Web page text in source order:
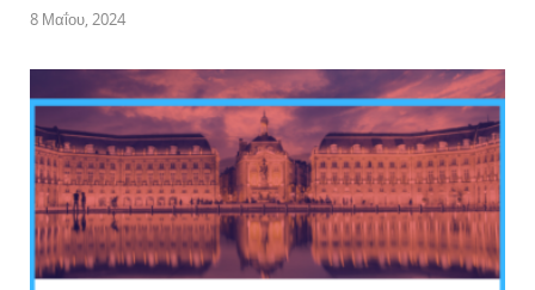
8 Μαΐου, 2024